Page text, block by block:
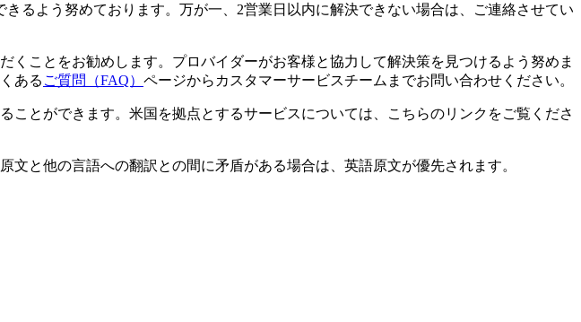
るよう努めております。万が一、2営業日以内に解決できない場合は、ご連絡させてい
ことをお勧めします。プロバイダーがお客様と協力して解決策を見つけるよう努めま
ある ご質問（FAQ） ページからカスタマーサービスチームまでお問い合わせください。
とができます。米国を拠点とするサービスについては、こちらのリンクをご覧くださ
と他の言語への翻訳との間に矛盾がある場合は、英語原文が優先されます。